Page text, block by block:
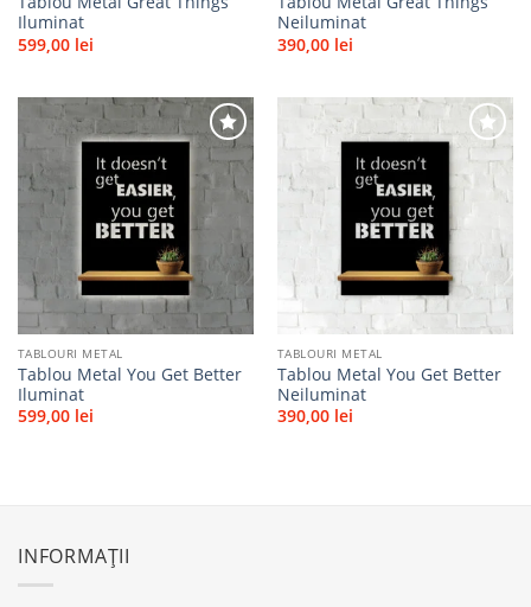
Iluminat
599,00 lei
Neiluminat
390,00 lei
la
favorite
TABLOURI METAL
Tablou Metal You Get Better
Iluminat
599,00 lei
la
favorite
TABLOURI METAL
Tablou Metal You Get Better
Neiluminat
390,00 lei
INFORMAȚII